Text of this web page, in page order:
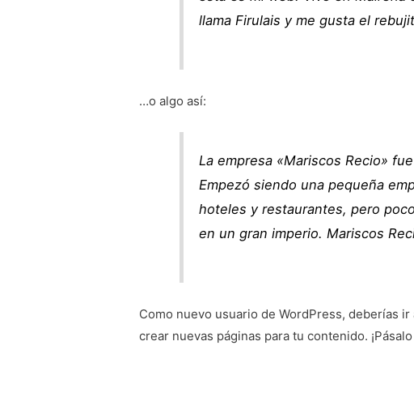
llama Firulais y me gusta el
…o algo así:
La empresa «Mariscos Recio»
Empezó siendo una pequeña
hoteles y restaurantes, pero
en un gran imperio. Mariscos
Como nuevo usuario de WordPress, deberías
crear nuevas páginas para tu contenido.